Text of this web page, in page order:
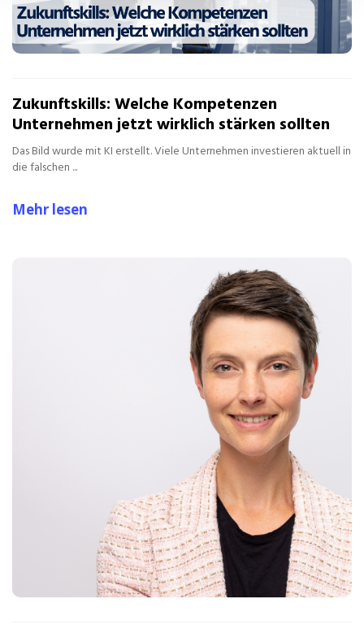
Zukunftskills: Welche Kompetenzen
Unternehmen jetzt wirklich stärken sollten
Das Bild wurde mit KI erstellt. Viele Unternehmen investieren aktuell in
die falschen ...
Mehr lesen